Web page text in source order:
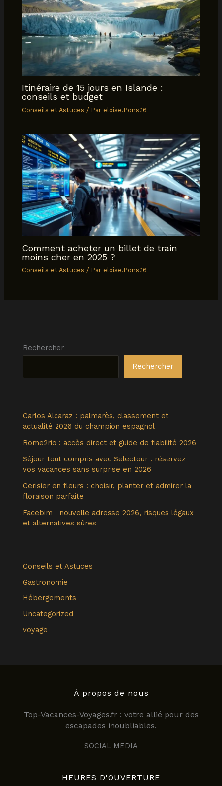
Itinéraire de 15 jours en Islande :
conseils et budget
Conseils et Astuces / Par eloise.Pons.16
Comment acheter un billet de train
moins cher en 2025 ?
Conseils et Astuces / Par eloise.Pons.16
Rechercher
Rechercher
Carlos Alcaraz : palmarès, classement et
actualité 2026 du champion espagnol
Rome2rio : accès direct et guide de fiabilité 2026
Séjour tout compris avec Selectour : réservez
vos vacances sans surprise en 2026
Cerisier en fleurs : choisir, planter et admirer la
floraison parfaite
Facebim : nouvelle adresse 2026, risques légaux
et alternatives sûres
Conseils et Astuces
Gastronomie
Hébergements
Uncategorized
voyage
À propos de nous
Top-Vacances-Voyages.fr : votre allié pour des
escapades inoubliables.
SOCIAL MEDIA
HEURES D'OUVERTURE